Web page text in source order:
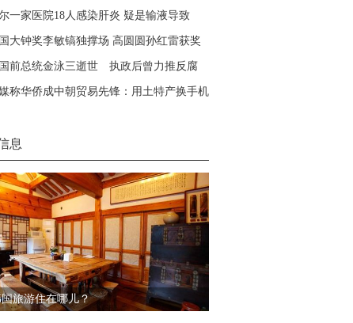
一家医院18人感染肝炎 疑是输液导致
大钟奖李敏镐独撑场 高圆圆孙红雷获奖
前总统金泳三逝世 执政后曾力推反腐
称华侨成中朝贸易先锋：用土特产换手机
息
旅游住在哪儿？